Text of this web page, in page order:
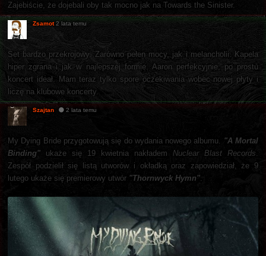
Zajebiście, że dojebali oby tak mocno jak na Towards the Sinister.
Zsamot 2 lata temu
Set bardzo przekrojowy. Zarówno pełen mocy, jak i melancholii. Kapela
hiper zgrana i jak w najlepszej formie. Aaron perfekcyjnie, po prostu
koncert ideał. Mam teraz tylko spore oczekiwania wobec nowej płyty i
liczę na klubowe koncerty.
Szajtan 2 lata temu
My Dying Bride przygotowują się do wydania nowego albumu. "A Mortal
Binding" ukaże się 19 kwietnia nakładem Nuclear Blast Records.
Zespół podzielił się listą utworów i okładką oraz zapowiedział, że 9
lutego ukaże się premierowy utwór "Thornwyck Hymn".